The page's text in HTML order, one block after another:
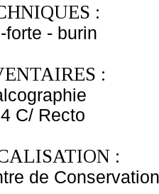
:
forte - burin
:
C/ Recto
:
de